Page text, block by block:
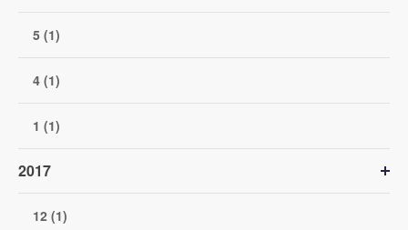
5 (1)
4 (1)
1 (1)
2017
12 (1)